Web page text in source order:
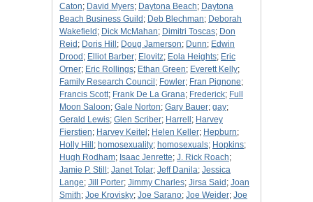
Caton; David Myers; Daytona Beach; Daytona
Beach Business Guild ; Deb Blechman; Deborah
Wakefield ; Dick McMahan; Dimitri Toscas; Don
Reid ; Doris Hill ; Doug Jamerson; Dunn; Edwin
Drood ; Elliot Barber; Elovitz; Eola Heights; Eric
Orner; Eric Rollings; Ethan Green; Everett Kelly;
Family Research Council ; Fowler; Fran Pignone;
Francis Scott; Frank De La Grana; Frederick; Full
Moon Saloon; Gale Norton; Gary Bauer; gay;
Gerald Lewis; Glen Scriber; Harrell ; Harvey
Fierstien; Harvey Keitel ; Helen Keller; Hepburn;
Holly Hill ; homosexuality; homosexuals; Hopkins;
Hugh Rodham; Isaac Jenrette; J. Rick Roach;
Jamie P. Still ; Janet Tolar; Jeff Danila; Jessica
Lange; Jill Porter; Jimmy Charles; Jirsa Said ; Joan
Smith; Joe Krovisky; Joe Sarano; Joe Weider; Joe